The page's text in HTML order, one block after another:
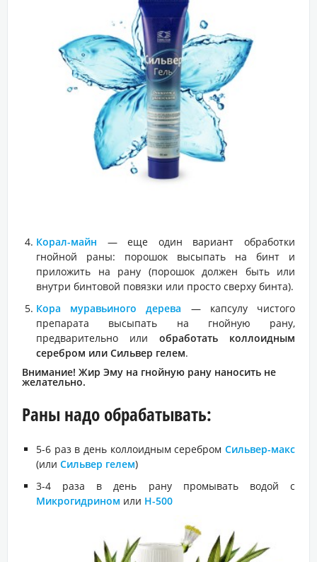
Корал-майн — еще один вариант обработки
гнойной раны: порошок высыпать на бинт и
приложить на рану (порошок должен быть или
внутри бинтовой повязки или просто сверху бинта).
Кора муравьиного дерева — капсулу чистого
препарата высыпать на гнойную рану,
предварительно или обработать коллоидным
серебром или Сильвер гелем.
Внимание! Жир Эму на гнойную рану наносить не
желательно.
Раны надо обрабатывать:
5-6 раз в день коллоидным серебром Сильвер-макс
(или Сильвер гелем)
3-4 раза в день рану промывать водой с
Микрогидрином или Н-500